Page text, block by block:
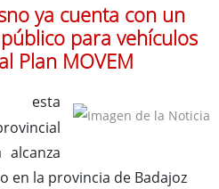
ya cuenta con un
para vehículos
Plan MOVEM
en la provincia de Badajoz